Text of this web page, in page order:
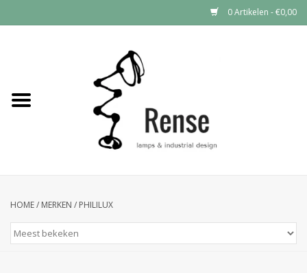
0 Artikelen - €0,00
Industrial lamps
HOME/ MERKEN / PHILILUX